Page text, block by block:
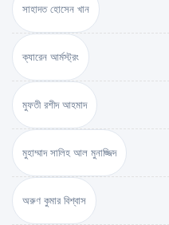
সাহাদত হোসেন খান
ক্যারেন আর্মস্ট্রং
মুফতী রশীদ আহমাদ
মুহাম্মাদ সালিহ আল মুনাজ্জিদ
অরুণ কুমার বিশ্বাস